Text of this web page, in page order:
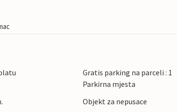
Gratis parking na parceli : 1
Parkirna mjesta
Objekt za nepusace